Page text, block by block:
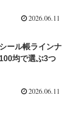
2026.06.11
ール帳ラインナ
均で選ぶ3つ
2026.06.11